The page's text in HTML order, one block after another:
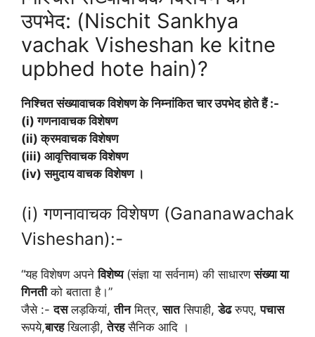
उपभेद: (Nischit Sankhya
vachak Visheshan ke kitne
upbhed hote hain)?
निश्चित संख्यावाचक विशेषण के निम्नांकित चार उपभेद होते हैं:-
(i)गणनावाचक विशेषण
(ii)क्रमवाचक विशेषण
(iii) आवृत्तिवाचक विशेषण
(iv)समुदाय वाचक विशेषण ।
(i) गणनावाचक विशेषण (Gananawachak
Visheshan):-
“यह विशेषण अपनेविशेष्य(संज्ञा या सर्वनाम) की साधारणसंख्या या
गिनतीको बताता है।”
जैसे :-दसलड़कियां,तीनमित्र,सातसिपाही,डेढरुपए,पचास
रूपये,बारहखिलाड़ी,तेरहसैनिक आदि ।